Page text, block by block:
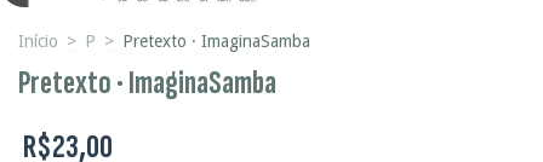
Início > P > Pretexto · ImaginaSamba
Pretexto · ImaginaSamba
R$23,00